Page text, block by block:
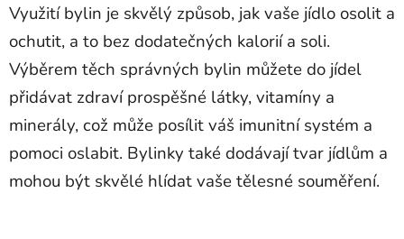
Využití bylin je skvělý způsob, jak vaše jídlo osolit a
ochutit, a to bez dodatečných kalorií a soli.
Výběrem těch správných bylin můžete do jídel
přidávat zdraví prospěšné látky, vitamíny a
minerály, což může posílit váš imunitní systém a
pomoci oslabit. Bylinky také dodávají tvar jídlům a
mohou být skvělé hlídat vaše tělesné souměření.